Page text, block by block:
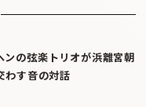
の弦楽トリオが浜離宮朝
わす音の対話